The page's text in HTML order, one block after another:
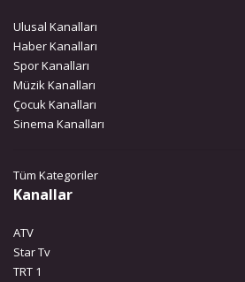
Ulusal Kanalları
Haber Kanalları
Spor Kanalları
Müzik Kanalları
Çocuk Kanalları
Sinema Kanalları
Tüm Kategoriler
Kanallar
ATV
Star Tv
TRT 1